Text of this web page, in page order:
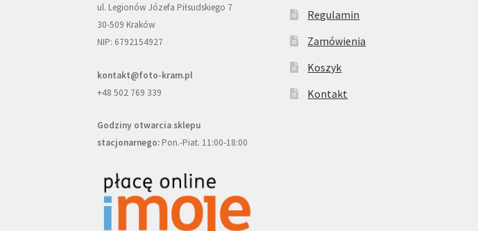
ul. Legionów Józefa Piłsudskiego 7
30-509 Kraków
NIP: 6792154927
kontakt@foto-kram.pl
+48 502 769 339
Godziny otwarcia sklepu
stacjonarnego: Pon.-Piat. 11:00-18:00
Regulamin
Zamówienia
Koszyk
Kontakt